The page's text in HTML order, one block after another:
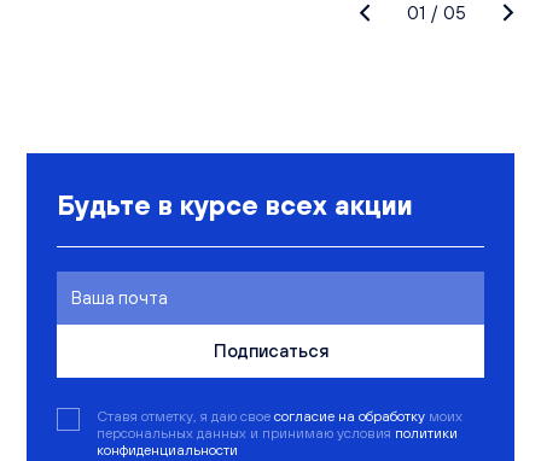
01 / 05
Будьте в курсе всех акции
Подписаться
Ставя отметку, я даю свое согласие на обработку моих
персональных данных и принимаю условия политики
конфиденциальности